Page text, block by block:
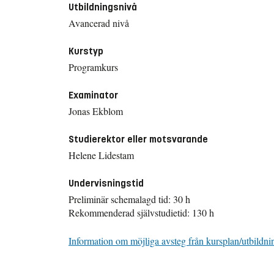
Utbildningsnivå
Avancerad nivå
Kurstyp
Programkurs
Examinator
Jonas Ekblom
Studierektor eller motsvarande
Helene Lidestam
Undervisningstid
Preliminär schemalagd tid: 30 h
Rekommenderad självstudietid: 130 h
Information om möjliga avsteg från kursplan/